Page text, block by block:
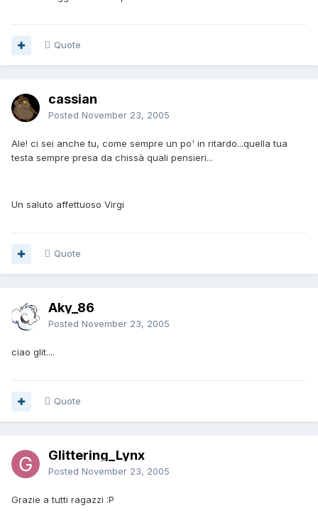
Quote
cassian
Posted November 23, 2005
Ale! ci sei anche tu, come sempre un po' in ritardo...quella tua
testa sempre presa da chissà quali pensieri...
Un saluto affettuoso Virgi
Quote
Aky_86
Posted November 23, 2005
ciao glit....
Quote
Glittering_Lynx
Posted November 23, 2005
Grazie a tutti ragazzi :P